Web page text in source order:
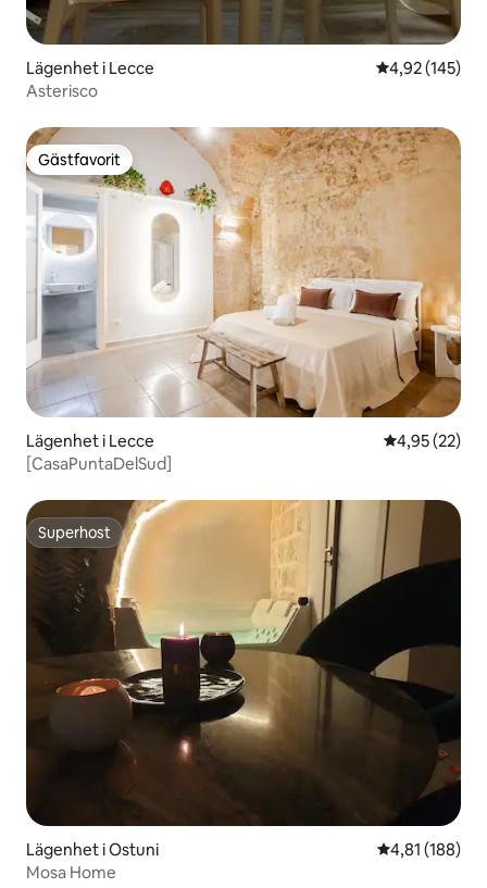
Lägenhet i Lecce 4,92 av 5 i
4,92 (145)
Asterisco
Gästfavorit
Gästfavorit
Lägenhet i Lecce 4,95 av 5 i
4,95 (22)
[CasaPuntaDelSud]
Superhost
Superhost
Lägenhet i Ostuni 4,81 av 5 i
4,81 (188)
Mosa Home